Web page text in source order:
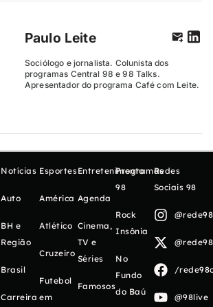
Paulo Leite
Sociólogo e jornalista. Colunista dos
programas Central 98 e 98 Talks.
Apresentador do programa Café com Leite.
Notícias
Auto
BH e
Região
Brasil
Carreira
Esportes
América
Atlético
Cruzeiro
Futebol
em
Entretenimento
Agenda
Cinema,
TV e
Séries
Famosos
Programas
98
Rock
Insônia
No
Fundo
do Baú
Redes
Sociais 98
/
@98live